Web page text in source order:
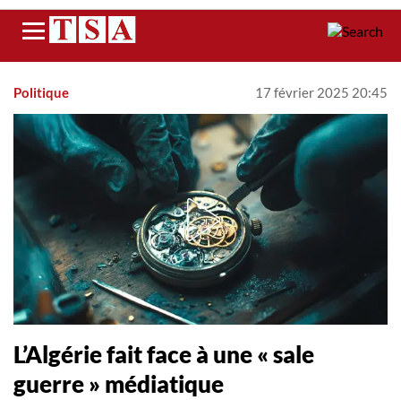
Menu
Politique 17 février 2025 20:45
L’Algérie fait face à une « sale
guerre » médiatique